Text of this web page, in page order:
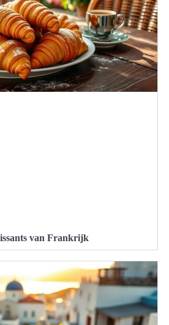
van Frankrijk